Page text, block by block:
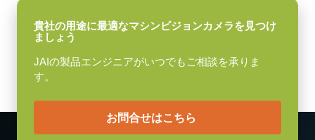
センササイズ
4.65 x 4.65 µm
グローバルシャッタ
センサ対角
B ( VA-055 B )：12pin仕様
F ( VA-055 F )：6pin仕様
貴社の用途に最適なマシンビジョンカメラを見つけ
ましょう
JAIの製品エンジニアがいつでもご相談を承りま
す。
お問合せはこちら